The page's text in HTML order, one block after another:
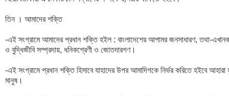
তিন । আমাদের শক্তি
-এই সংগ্রামে আমাদের প্রধান শক্তি হইল : বাংলাদেশের আপামর জনসাধারণ, তথা-
ও বুদ্ধিজীবি সম্প্রদায়, ধনিকশ্রেণী ও জোতদারগণ।
-এই সংগ্রামে প্রধান শক্তি হিসাবে যাহাদের উপর আমাদিগকে নির্ভর করিতে হইবে
মানুষ।